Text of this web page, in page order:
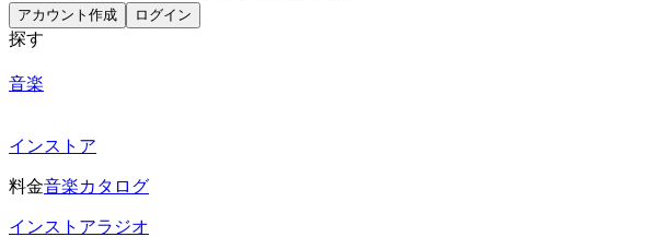
アカウント作成 ログイン
探す
音楽
インストア
料金音楽カタログ
インストアラジオ